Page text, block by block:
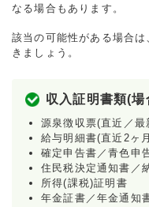
なる場合もあります。
該当の可能性がある場合
きましょう。
収入証明書類(
源泉徴収票(直近／最
給与明細書(直近2ヶ
確定申告書／青色申
住民税決定通知書／
所得(課税)証明書
年金証書／年金通知